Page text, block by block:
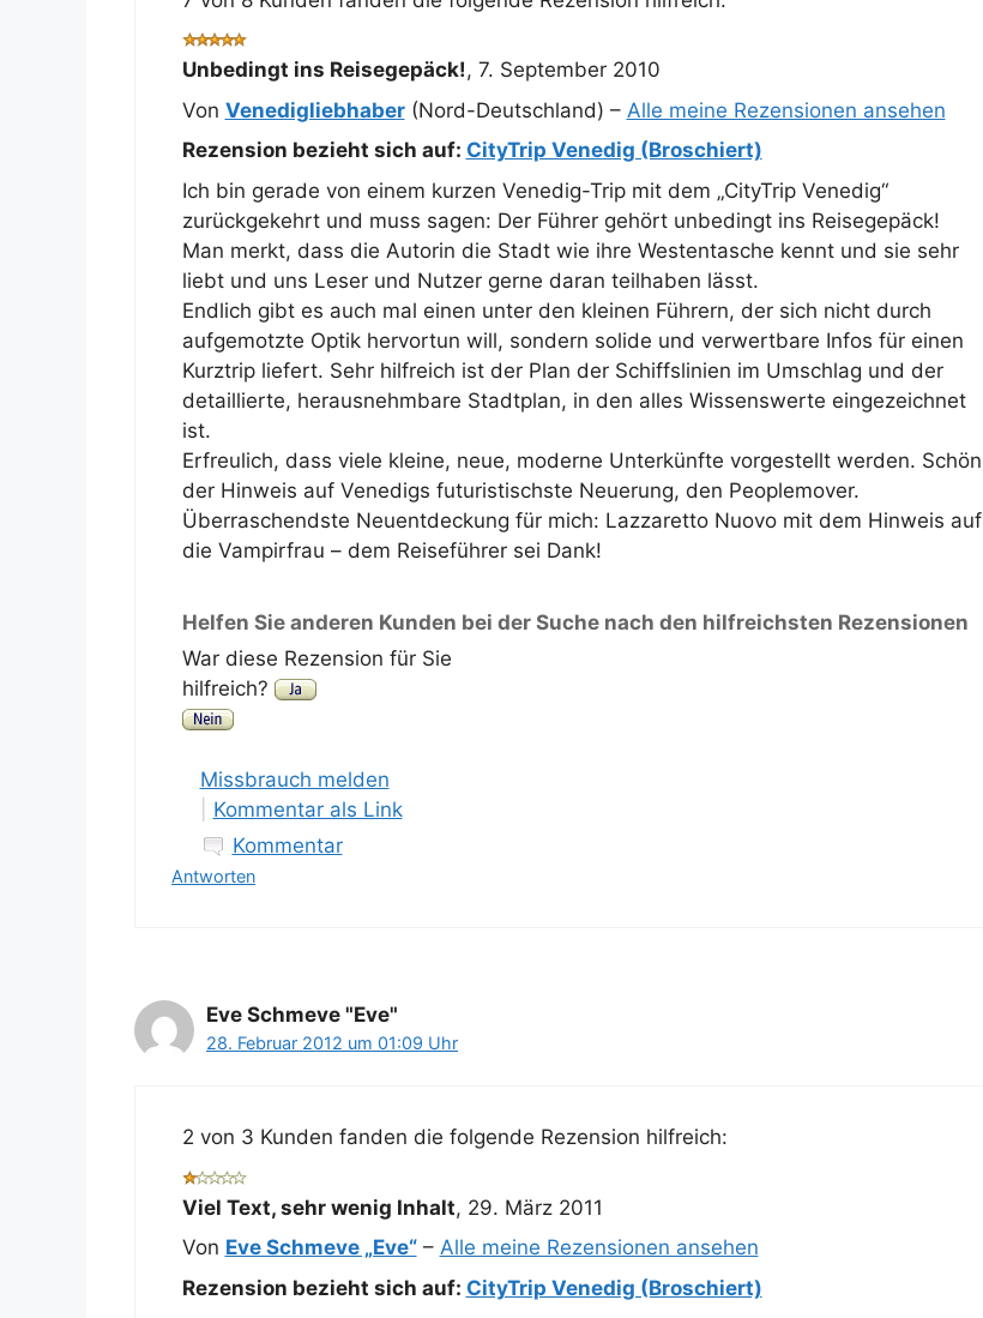
Unbedingt ins Reisegepäck!, 7. September 2010
Von Venedigliebhaber(Nord-Deutschland) – Alle meine Rezensionen ansehen
Rezension bezieht sich auf: CityTrip Venedig (Broschiert)
Ich bin gerade von einem kurzen Venedig-Trip mit dem „CityTrip Venedig“
zurückgekehrt und muss sagen: Der Führer gehört unbedingt ins Reisegepäck!
Man merkt, dass die Autorin die Stadt wie ihre Westentasche kennt und sie sehr
liebt und uns Leser und Nutzer gerne daran teilhaben lässt.
Endlich gibt es auch mal einen unter den kleinen Führern, der sich nicht durch
aufgemotzte Optik hervortun will, sondern solide und verwertbare Infos für einen
Kurztrip liefert. Sehr hilfreich ist der Plan der Schiffslinien im Umschlag und der
detaillierte, herausnehmbare Stadtplan, in den alles Wissenswerte eingezeichnet
ist.
Erfreulich, dass viele kleine, neue, moderne Unterkünfte vorgestellt werden. Schön
der Hinweis auf Venedigs futuristischste Neuerung, den Peoplemover.
Überraschendste Neuentdeckung für mich: Lazzaretto Nuovo mit dem Hinweis auf
die Vampirfrau – dem Reiseführer sei Dank!
Helfen Sie anderen Kunden bei der Suche nach den hilfreichsten Rezensionen
War diese Rezension für Sie
hilfreich?
Missbrauch melden
Kommentar als Link
Kommentar
Antworten
Eve Schmeve "Eve"
28. Februar 2012 um 01:09 Uhr
2 von 3 Kunden fanden die folgende Rezension hilfreich:
Viel Text, sehr wenig Inhalt, 29. März 2011
Von Eve Schmeve „Eve“– Alle meine Rezensionen ansehen
Rezension bezieht sich auf: CityTrip Venedig (Broschiert)